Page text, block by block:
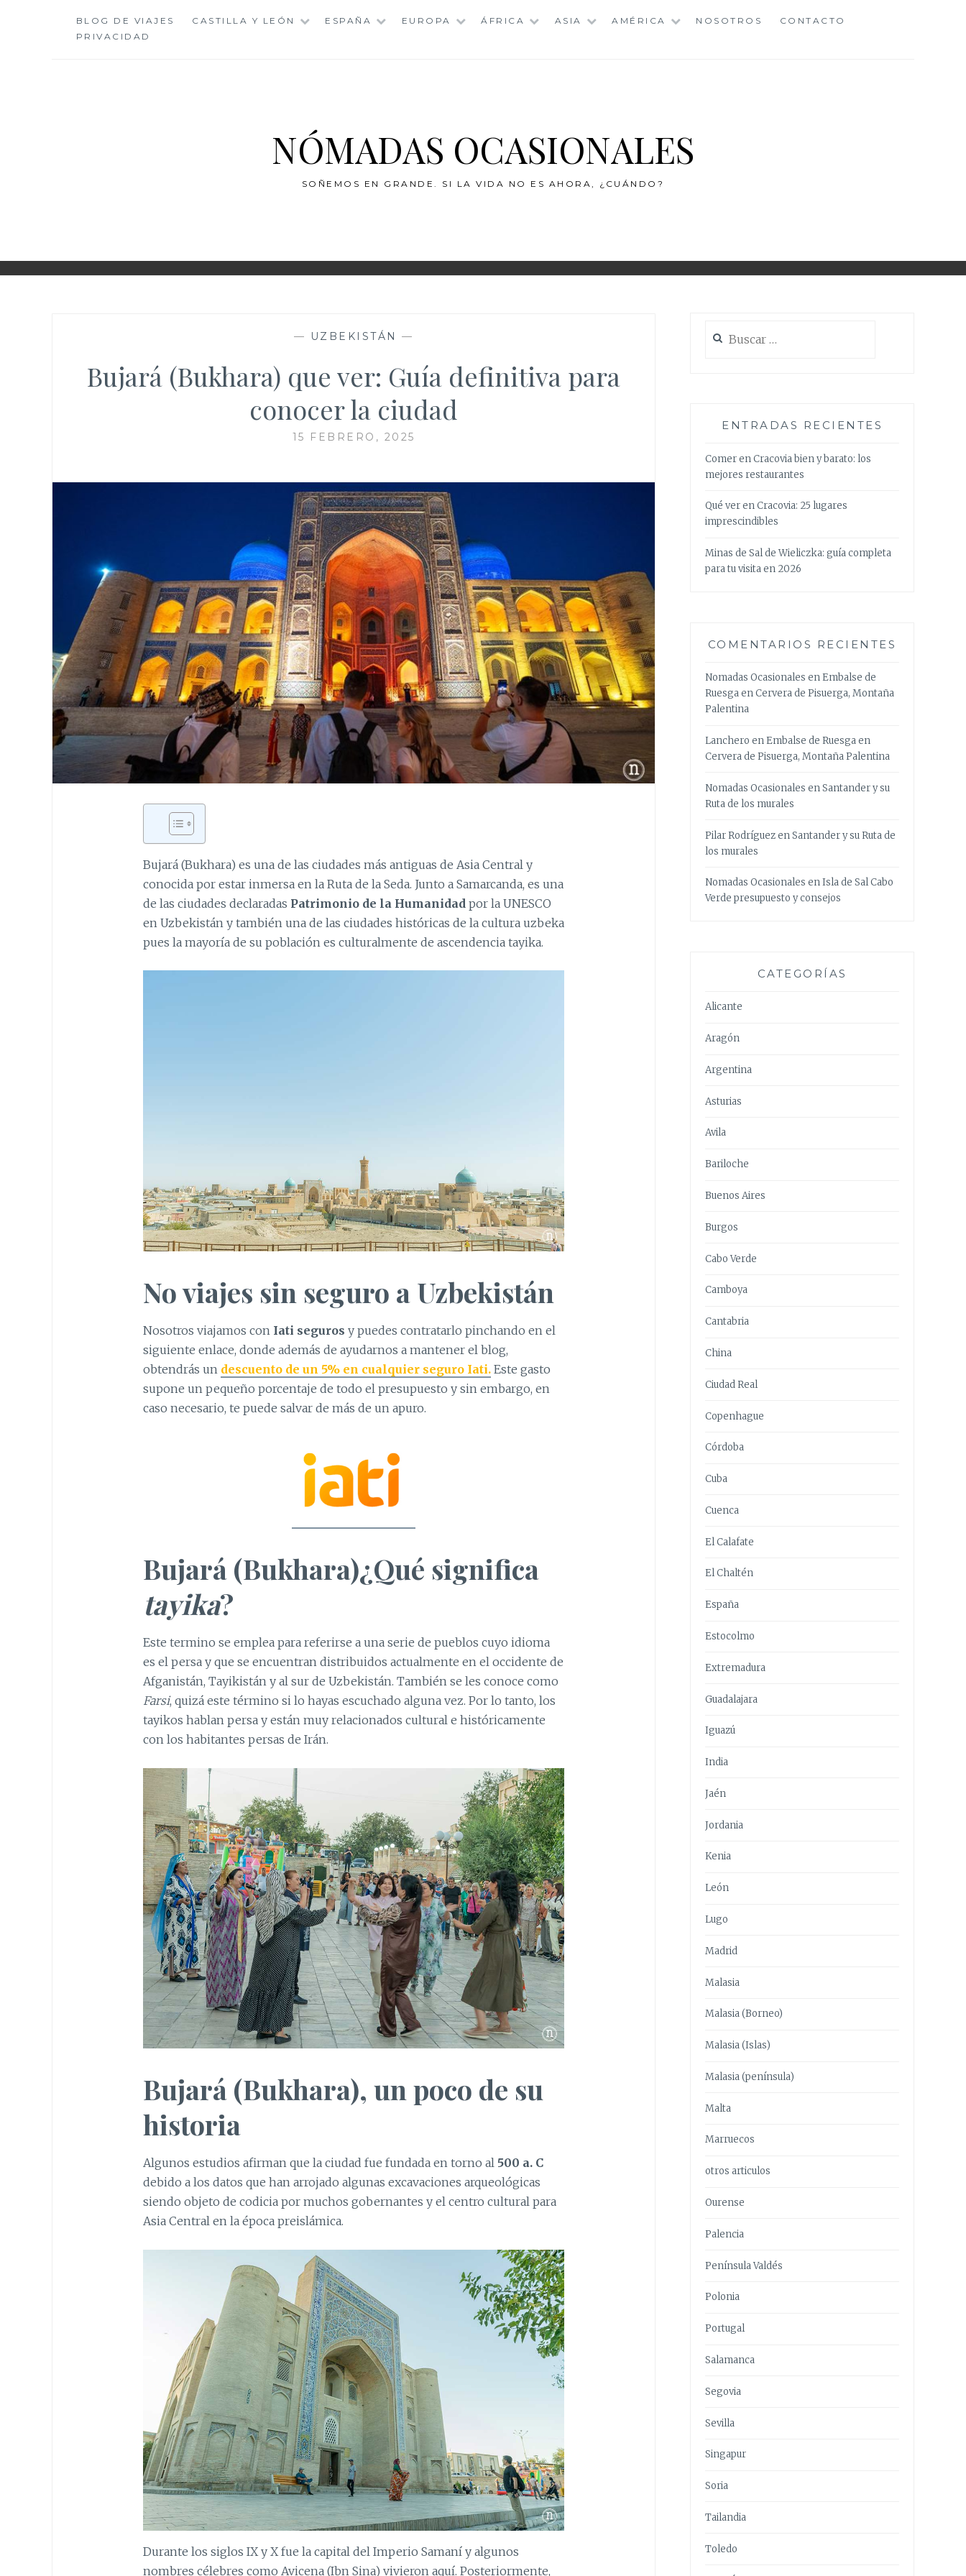
BLOG DE VIAJES CASTILLA Y LEÓN ESPAÑA EUROPA ÁFRICA ASIA AMÉRICA NOSOTROS
CONTACTO
PRIVACIDAD
NÓMADAS OCASIONALES
SOÑEMOS EN GRANDE. SI LA VIDA NO ES AHORA, ¿CUÁNDO?
— UZBEKISTÁN —
Bujará (Bukhara) que ver: Guía definitiva para
conocer la ciudad
15 FEBRERO, 2025
Bujará (Bukhara) es una de las ciudades más antiguas de Asia Central y
conocida por estar inmersa en la Ruta de la Seda. Junto a Samarcanda, es una
de las ciudades declaradas Patrimonio de la Humanidad por la UNESCO
en Uzbekistán y también una de las ciudades históricas de la cultura uzbeka
pues la mayoría de su población es culturalmente de ascendencia tayika.
No viajes sin seguro a Uzbekistán
Nosotros viajamos con Iati seguros y puedes contratarlo pinchando en el
siguiente enlace, donde además de ayudarnos a mantener el blog,
obtendrás un descuento de un 5% en cualquier seguro Iati.Este gasto
supone un pequeño porcentaje de todo el presupuesto y sin embargo, en
caso necesario, te puede salvar de más de un apuro.
Bujará (Bukhara)¿Qué significa
tayika?
Este termino se emplea para referirse a una serie de pueblos cuyo idioma
es el persa y que se encuentran distribuidos actualmente en el occidente de
Afganistán, Tayikistán y al sur de Uzbekistán. También se les conoce como
Farsi, quizá este término si lo hayas escuchado alguna vez. Por lo tanto, los
tayikos hablan persa y están muy relacionados cultural e históricamente
con los habitantes persas de Irán.
Bujará (Bukhara), un poco de su
historia
Algunos estudios afirman que la ciudad fue fundada en torno al 500 a. C
debido a los datos que han arrojado algunas excavaciones arqueológicas
siendo objeto de codicia por muchos gobernantes y el centro cultural para
Asia Central en la época preislámica.
Durante los siglos IX y X fue la capital del Imperio Samaní y algunos
nombres célebres como Avicena (Ibn Sina) vivieron aquí. Posteriormente,
ENTRADAS RECIENTES
Comer en Cracovia bien y barato: los
mejores restaurantes
Qué ver en Cracovia: 25 lugares
imprescindibles
Minas de Sal de Wieliczka: guía completa
para tu visita en 2026
COMENTARIOS RECIENTES
Nomadas Ocasionales enEmbalse de
Ruesga en Cervera de Pisuerga, Montaña
Palentina
Lanchero enEmbalse de Ruesga en
Cervera de Pisuerga, Montaña Palentina
Nomadas Ocasionales enSantander y su
Ruta de los murales
Pilar RodríguezenSantander y su Ruta de
los murales
Nomadas Ocasionales enIsla de Sal Cabo
Verde presupuesto y consejos
CATEGORÍAS
Alicante
Aragón
Argentina
Asturias
Avila
Bariloche
Buenos Aires
Burgos
Cabo Verde
Camboya
Cantabria
China
Ciudad Real
Copenhague
Córdoba
Cuba
Cuenca
El Calafate
El Chaltén
España
Estocolmo
Extremadura
Guadalajara
Iguazú
India
Jaén
Jordania
Kenia
León
Lugo
Madrid
Malasia
Malasia (Borneo)
Malasia (Islas)
Malasia (península)
Malta
Marruecos
otros articulos
Ourense
Palencia
Península Valdés
Polonia
Portugal
Salamanca
Segovia
Sevilla
Singapur
Soria
Tailandia
Toledo